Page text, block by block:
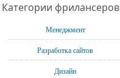
Категории фрилансеров
Менеджмент
Разработка сайтов
Дизайн